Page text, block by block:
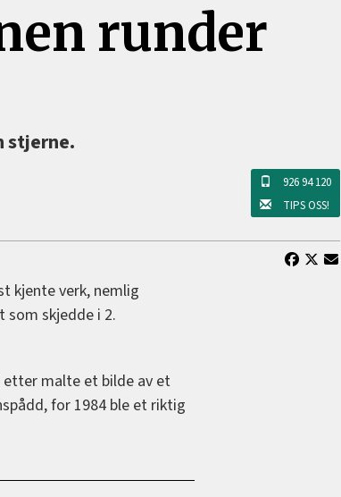
runder
stjerne.
926 94 120
TIPS OSS!
kjente verk, nemlig
som skjedde i 2.
malte et bilde av et
for 1984 ble et riktig